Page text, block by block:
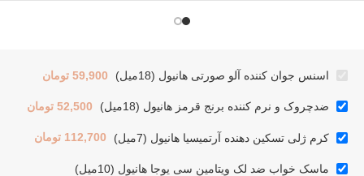
اسنس جوان کننده آلو صورتی هانیول (18میل) 59,900 تومان
ضدچروک و نرم کننده برنج قرمز هانیول (18میل) 52,500 تومان
کرم ژلی تسکین دهنده آرتمیسیا هانیول (7میل) 112,700 تومان
ماسک خواب ضد لک ویتامین سی یوجا هانیول (10میل)